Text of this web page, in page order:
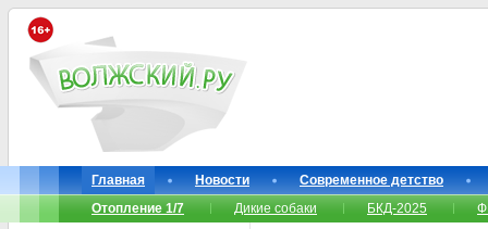
Главная Новости
Современное детство
Отопление 1/7
Дикие собаки БКД-2025